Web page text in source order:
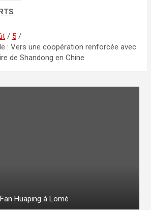
5
: Vers une coopération renforcée avec
de Shandong en Chine
Huaping à Lomé